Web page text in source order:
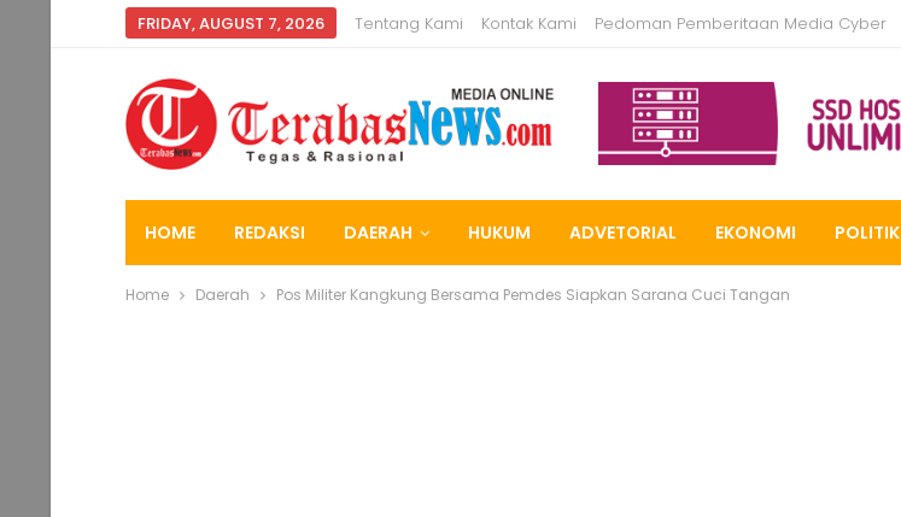
FRIDAY, AUGUST 7, 2026 Tentang Kami Kontak Kami Pedoman Pemberitaan Media Cyber
HOME REDAKSI DAERAH HUKUM ADVETORIAL EKONOMI POLITIK
Home Daerah Pos Militer Kangkung Bersama Pemdes Siapkan Sarana Cuci Tangan